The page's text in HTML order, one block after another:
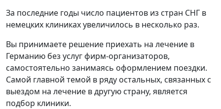
За последние годы число пациентов из стран СНГ в
немецких клиниках увеличилось в несколько раз.
Вы принимаете решение приехать на лечение в
Германию без услуг фирм-организаторов,
самостоятельно занимаясь оформлением поездки.
Самой главной темой в ряду остальных, связанных с
выездом на лечение в другую страну, является
подбор клиники.